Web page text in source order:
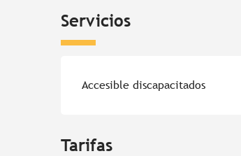
Servicios
Accesible discapacitados
Tarifas